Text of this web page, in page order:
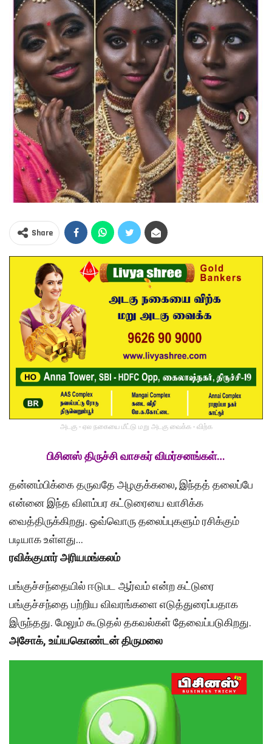
Share
அடகு - ஏல நகையை மீட்டு மறு அடகு வைக்க - விற்க
பிசினஸ் திருச்சி வாசகர் விமர்சனங்கள்…
தன்னம்பிக்கை தருவதே அழகுக்கலை, இந்தத் தலைப்பே
என்னை இந்த விளம்பர கட்டுரையை வாசிக்க
வைத்திருக்கிறது. ஒவ்வொரு தலைப்புகளும் ரசிக்கும்
படியாக உள்ளது…
ரவிக்குமார் அரியமங்கலம்
பங்குச்சந்தையில் ஈடுபட ஆர்வம் என்ற கட்டுரை
பங்குச்சந்தை பற்றிய விவரங்களை எடுத்துரைப்பதாக
இருந்தது. மேலும் கூடுதல் தகவல்கள் தேவைப்படுகிறது.
அசோக், உய்யகொண்டன் திருமலை